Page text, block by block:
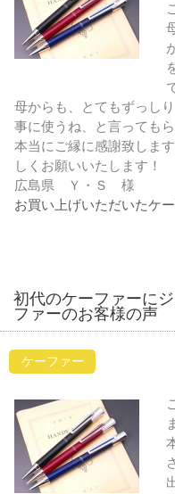
母からも、とてもずっし
事に使うね、と言ってもら
本当にご縁に感謝致しま
しくお願いいたします！
広島県 Ｙ・Ｓ 様
お買い上げいただいたケ
初代のケーファーに
ファーのお客様の声
ケーファー